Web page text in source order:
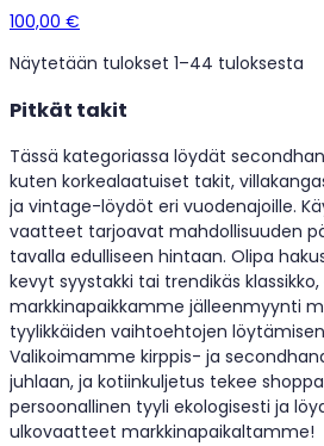
100,00 €
Näytetään tulokset 1–44 tuloksesta
Pitkät takit
Tässä kategoriassa löydät
kuten korkealaatuiset takit,
ja vintage-löydöt eri vuodenajoille.
vaatteet tarjoavat mahdollisuuden
tavalla edulliseen hintaan. Olipa
kevyt syystakki tai trendikäs
markkinapaikkamme jälleenmyynti
tyylikkäiden vaihtoehtojen
Valikoimamme kirppis- ja
juhlaan, ja kotiinkuljetus tekee
persoonallinen tyyli ekologisesti ja
ulkovaatteet markkinapaikaltamme!